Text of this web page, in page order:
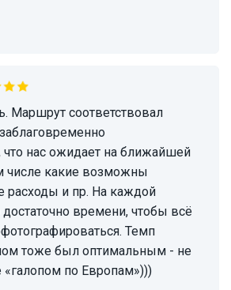
нас ожидает на ближайшей
числе какие возможны
расходы и пр. На каждой
времени, чтобы всё
Темп
тоже был оптимальным - не
«галопом по Европам»)))